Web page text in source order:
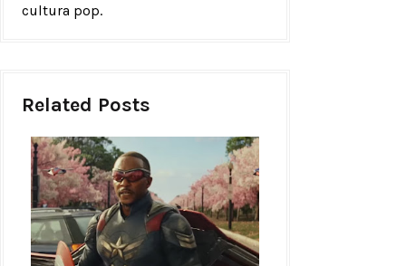
cultura pop.
Related Posts